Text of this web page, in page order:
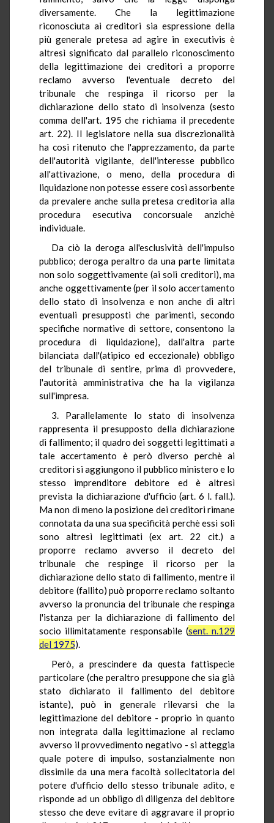
diversamente. Che la legittimazione
riconosciuta ai creditori sia espressione della
più generale pretesa ad agire in executivis è
altresì significato dal parallelo riconoscimento
della legittimazione dei creditori a proporre
reclamo avverso l'eventuale decreto del
tribunale che respinga il ricorso per la
dichiarazione dello stato di insolvenza (sesto
comma dell'art. 195 che richiama il precedente
art. 22). Il legislatore nella sua discrezionalità
ha così ritenuto che l'apprezzamento, da parte
dell'autorità vigilante, dell'interesse pubblico
all'attivazione, o meno, della procedura di
liquidazione non potesse essere così assorbente
da prevalere anche sulla pretesa creditoria alla
procedura esecutiva concorsuale anzichè
individuale.
Da ciò la deroga all'esclusività dell'impulso
pubblico; deroga peraltro da una parte limitata
non solo soggettivamente (ai soli creditori), ma
anche oggettivamente (per il solo accertamento
dello stato di insolvenza e non anche di altri
eventuali presupposti che parimenti, secondo
specifiche normative di settore, consentono la
procedura di liquidazione), dall'altra parte
bilanciata dall'(atipico ed eccezionale) obbligo
del tribunale di sentire, prima di provvedere,
l'autorità amministrativa che ha la vigilanza
sull'impresa.
3. Parallelamente lo stato di insolvenza
rappresenta il presupposto della dichiarazione
di fallimento; il quadro dei soggetti legittimati a
tale accertamento è però diverso perchè ai
creditori si aggiungono il pubblico ministero e lo
stesso imprenditore debitore ed è altresì
prevista la dichiarazione d'ufficio (art. 6 l. fall.).
Ma non di meno la posizione dei creditori rimane
connotata da una sua specificità perchè essi soli
sono altresì legittimati (ex art. 22 cit.) a
proporre reclamo avverso il decreto del
tribunale che respinge il ricorso per la
dichiarazione dello stato di fallimento, mentre il
debitore (fallito) può proporre reclamo soltanto
avverso la pronuncia del tribunale che respinga
l'istanza per la dichiarazione di fallimento del
socio illimitatamente responsabile (sent. n.129
del 1975).
Però, a prescindere da questa fattispecie
particolare (che peraltro presuppone che sia già
stato dichiarato il fallimento del debitore
istante), può in generale rilevarsi che la
legittimazione del debitore - proprio in quanto
non integrata dalla legittimazione al reclamo
avverso il provvedimento negativo - si atteggia
quale potere di impulso, sostanzialmente non
dissimile da una mera facoltà sollecitatoria del
potere d'ufficio dello stesso tribunale adito, e
risponde ad un obbligo di diligenza del debitore
stesso che deve evitare di aggravare il proprio